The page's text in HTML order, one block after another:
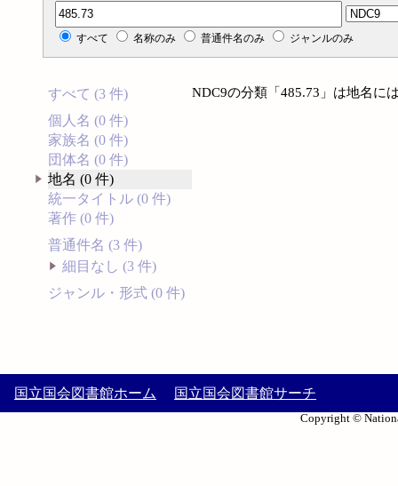
分類記号検索
すべて 名称のみ 普通件名のみ ジャンルのみ
すべて (3 件)
個人名 (0 件)
家族名 (0 件)
団体名 (0 件)
地名 (0 件)
統一タイトル (0 件)
著作 (0 件)
普通件名 (3 件)
細目なし (3 件)
ジャンル・形式 (0 件)
NDC9の分類「485.73」は地名に
国立国会図書館ホーム 国立国会図書館サーチ
Copyright ©